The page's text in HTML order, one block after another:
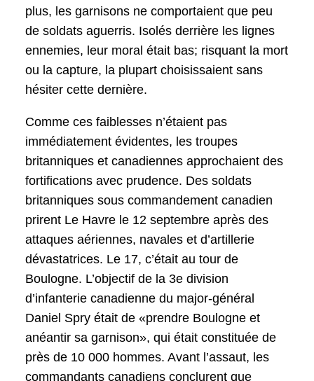
plus, les garnisons ne comportaient que peu
de soldats aguerris. Isolés derrière les lignes
ennemies, leur moral était bas; risquant la mort
ou la capture, la plupart choisissaient sans
hésiter cette dernière.
Comme ces faiblesses n’étaient pas
immédiatement évidentes, les troupes
britanniques et canadiennes approchaient des
fortifications avec prudence. Des soldats
britanniques sous commandement canadien
prirent Le Havre le 12 septembre après des
attaques aériennes, navales et d’artillerie
dévastatrices. Le 17, c’était au tour de
Boulogne. L’objectif de la 3e division
d’infanterie canadienne du major-général
Daniel Spry était de «prendre Boulogne et
anéantir sa garnison», qui était constituée de
près de 10 000 hommes. Avant l’assaut, les
commandants canadiens conclurent que